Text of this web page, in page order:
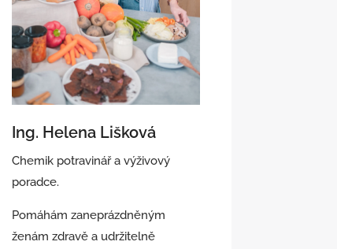
Ing. Helena Lišková
Chemik potravinář a výživový
poradce.
Pomáhám zaneprázdněným
ženám zdravě a udržitelně